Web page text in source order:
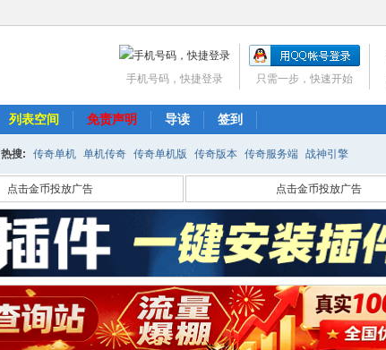
只需一步，快速开始
手机号码，快捷登录
列表空间 免责声明 导读 签到
热搜: 传奇单机 单机传奇 传奇单机版 传奇版本 传奇服务端 战神引擎
点击金币投放广告 点击金币投放广告